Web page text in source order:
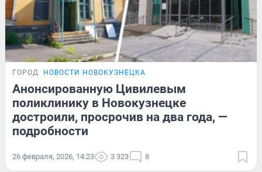
ГОРОД НОВОСТИ НОВОКУЗНЕЦКА
Анонсированную Цивилевым
поликлинику в Новокузнецке
достроили, просрочив на два года, —
подробности
26 февраля, 2026, 14:23 3 323 8